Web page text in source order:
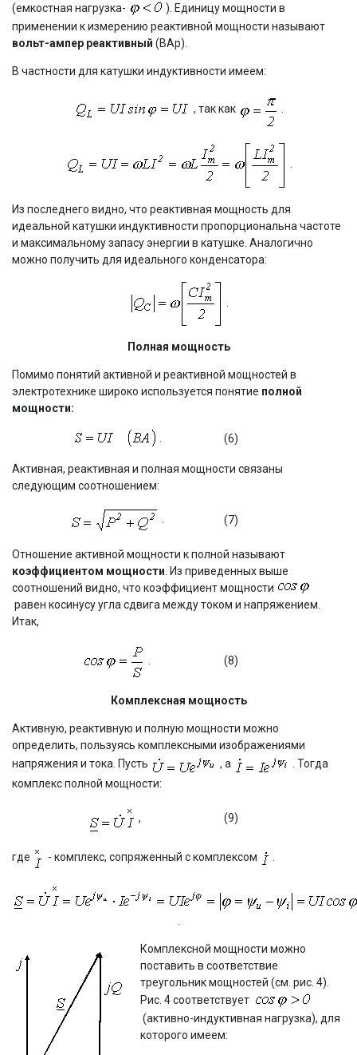
(емкостная нагрузка-
). Единицу мощности в
применении к измерению реактивной мощности называют
вольт-ампер реактивный (ВАр).
В частности для катушки индуктивности имеем:
, так как .
.
Из последнего видно, что реактивная мощность для
идеальной катушки индуктивности пропорциональна частоте
и максимальному запасу энергии в катушке. Аналогично
можно получить для идеального конденсатора:
Полная мощность
Помимо понятий активной и реактивной мощностей в
электротехнике широко используется понятие полной
мощности:
. (6)
Активная, реактивная и полная мощности связаны
следующим соотношением:
. (7)
Отношение активной мощности к полной называют
коэффициентом мощности . Из приведенных выше
соотношений видно, что коэффициент мощности
равен косинусу угла сдвига между током и напряжением.
Итак,
(8)
Комплексная мощность
Активную, реактивную и полную мощности можно
определить, пользуясь комплексными изображениями
напряжения и тока. Пусть
, а
. Тогда
комплекс полной мощности:
, (9)
где - комплекс, сопряженный с комплексом
.
Комплексной мощности можно
поставить в соответствие
треугольник мощностей (см. рис. 4).
Рис. 4 соответствует
(активно-индуктивная нагрузка), для
которого имеем: